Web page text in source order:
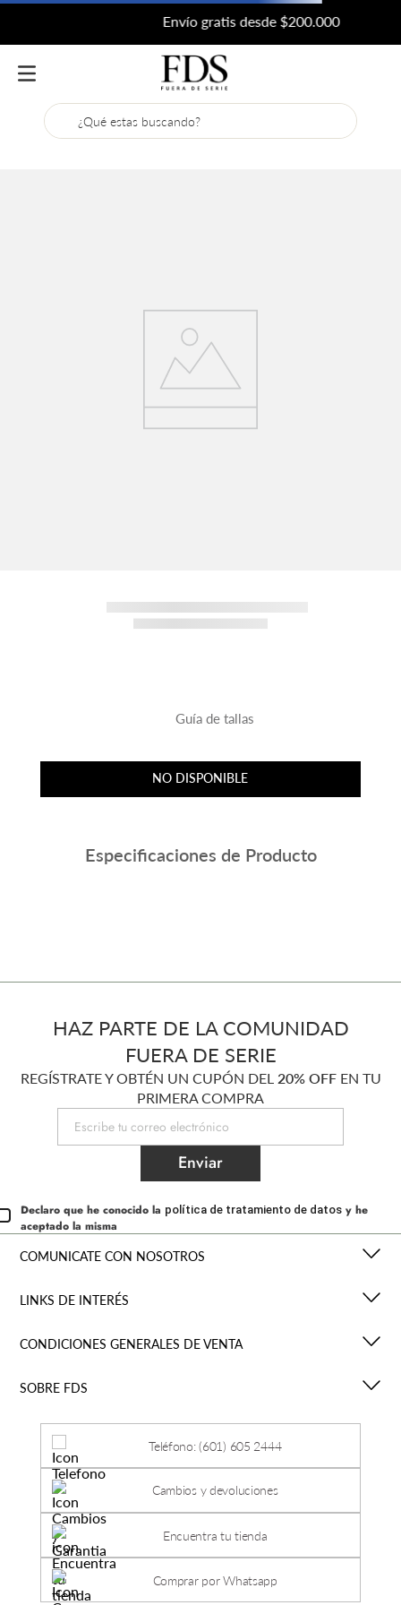
Envío gratis desde $200.000
¿Qué estas buscando?
Guía de tallas
NO DISPONIBLE
Especificaciones de Producto
HAZ PARTE DE LA COMUNIDAD
FUERA DE SERIE
REGÍSTRATE Y OBTÉN UN CUPÓN DEL 20% OFFEN TU
PRIMERA COMPRA
Enviar
Declaro que he conocido la política de tratamiento de datos y he
aceptado la misma
COMUNICATE CON NOSOTROS
LINKS DE INTERÉS
CONDICIONES GENERALES DE VENTA
SOBRE FDS
Teléfono: (601) 605 2444
Cambios y devoluciones
Encuentra tu tienda
Comprar por Whatsapp